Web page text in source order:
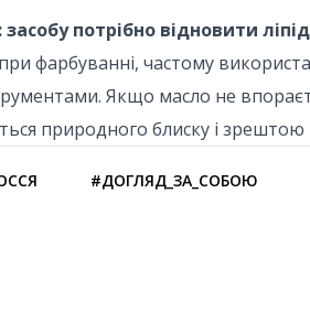
потрібно відновити
фарбуванні, частому
Якщо масло не
природного блиску і
#ДОГЛЯД_ЗА_СОБОЮ